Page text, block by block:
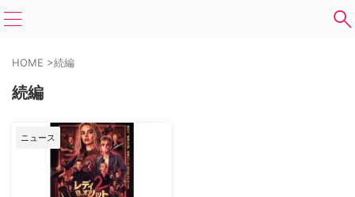
HOME >続編
続編
ニュース